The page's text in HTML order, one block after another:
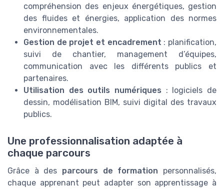
compréhension des enjeux énergétiques, gestion
des fluides et énergies, application des normes
environnementales.
Gestion de projet et encadrement : planification,
suivi de chantier, management d’équipes,
communication avec les différents publics et
partenaires.
Utilisation des outils numériques : logiciels de
dessin, modélisation BIM, suivi digital des travaux
publics.
Une professionnalisation adaptée à
chaque parcours
Grâce à des parcours de formation personnalisés,
chaque apprenant peut adapter son apprentissage à